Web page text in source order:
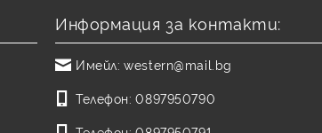
Информация за контакти:
Имейл: western@mail.bg
Телефон: 0897950790